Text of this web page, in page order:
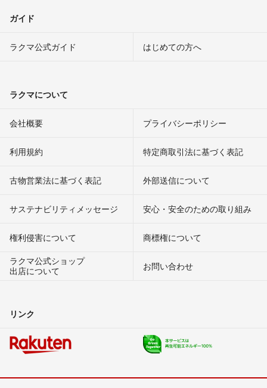
ガイド
ラクマ公式ガイド はじめての方へ
ラクマについて
会社概要 プライバシーポリシー
利用規約 特定商取引法に基づく表記
古物営業法に基づく表記 外部送信について
サステナビリティメッセージ 安心・安全のための取り組み
権利侵害について
商標権について
ラクマ公式ショップ
出店について
お問い合わせ
リンク